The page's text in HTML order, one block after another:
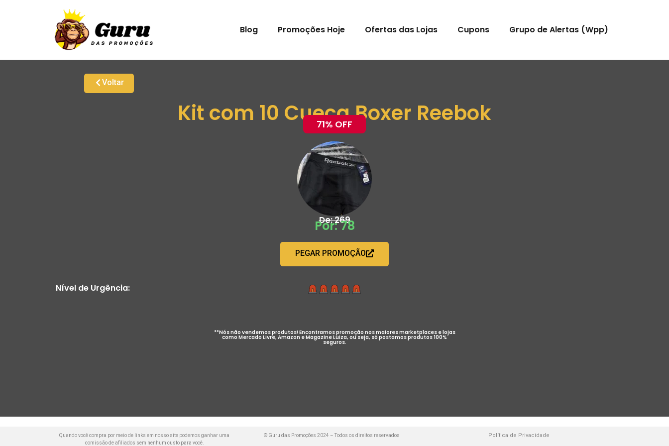
Blog Promoções Hoje Ofertas das Lojas Cupons Grupo de Alertas (Wpp)
Voltar
Kit com 10 Cueca Boxer Reebok
71% OFF
De: 269
Por: 78
PEGAR PROMOÇÃO
Nível de Urgência:
**Nós não vendemos produtos! Encontramos promoção nos maiores marketplaces e lojas
como Mercado Livre, Amazon e Magazine Luiza, ou seja, só postamos produtos 100%
seguros.
Quando você compra por meio de links em nosso site podemos ganhar uma
comissão de afiliados sem nenhum custo para você.
© Guru das Promoções 2024 – Todos os direitos reservados Política de Privacidade